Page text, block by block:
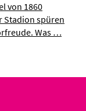
von 1860
Stadion spüren
Was …